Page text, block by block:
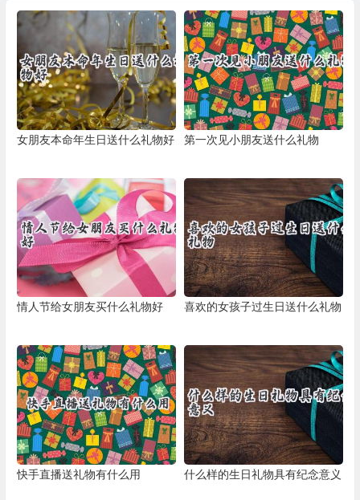
女朋友本命年生日送什么礼物好 第一次见小朋友送什么礼物
情人节给女朋友买什么礼物好 喜欢的女孩子过生日送什么礼物
快手直播送礼物有什么用 什么样的生日礼物具有纪念意义